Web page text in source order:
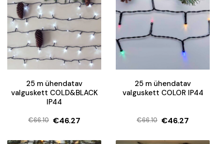
25 m ühendatav
valguskett COLD&BLACK
IP44
€66.10
Algne
hind
€46.27
Current
price
25 m ühendatav
valguskett COLOR IP44
€66.10
Algne
hind
€46.27
Current
price